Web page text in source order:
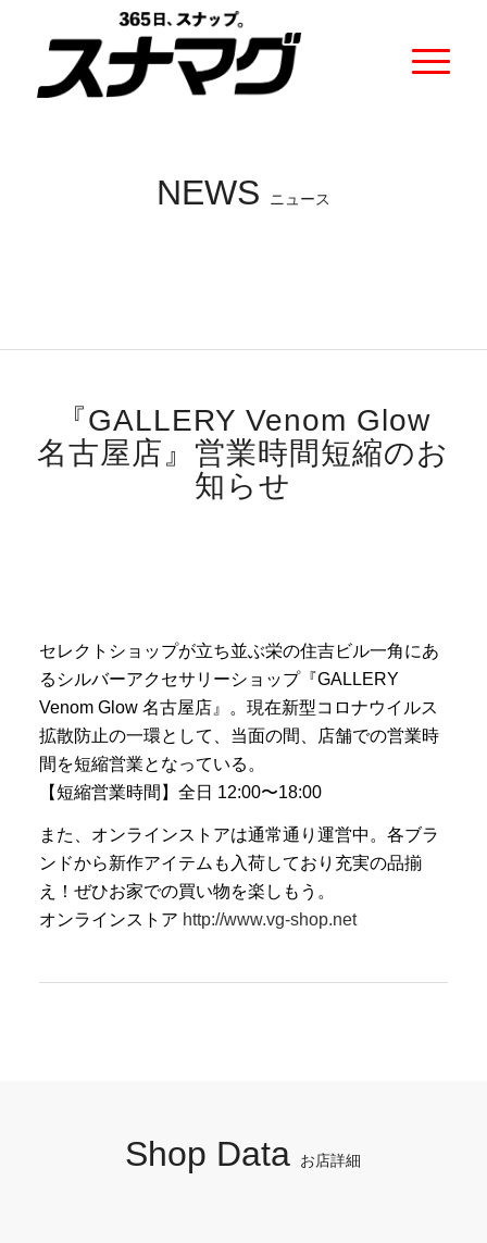
NEWS ニュース
『GALLERY Venom Glow
名古屋店』営業時間短縮のお
知らせ
セレクトショップが立ち並ぶ栄の住吉ビル一角にあ
るシルバーアクセサリーショップ『GALLERY
Venom Glow 名古屋店』。現在新型コロナウイルス
拡散防止の一環として、当面の間、店舗での営業時
間を短縮営業となっている。
【短縮営業時間】全日 12:00〜18:00
また、オンラインストアは通常通り運営中。各ブラ
ンドから新作アイテムも入荷しており充実の品揃
え！ぜひお家での買い物を楽しもう。
オンラインストア http://www.vg-shop.net
Shop Data お店詳細